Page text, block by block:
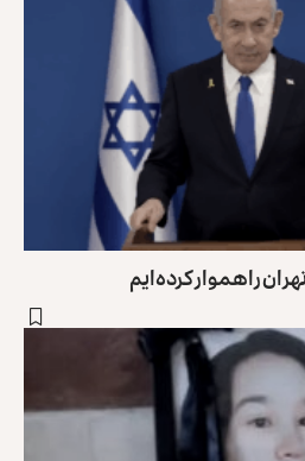
را هموار کرده‌ایم